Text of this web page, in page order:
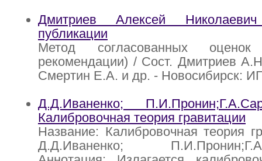
Дмитриев Алексей
публикации
Метод согласованных оценок
рекомендации) / Сост. Дмитриев
Смертин Е.А. и др. - Новосибирск:
Д.Д.Иваненко;
Калибровочная теория гравитации
Название: Калибровочная теория
Д.Д.Иваненко;